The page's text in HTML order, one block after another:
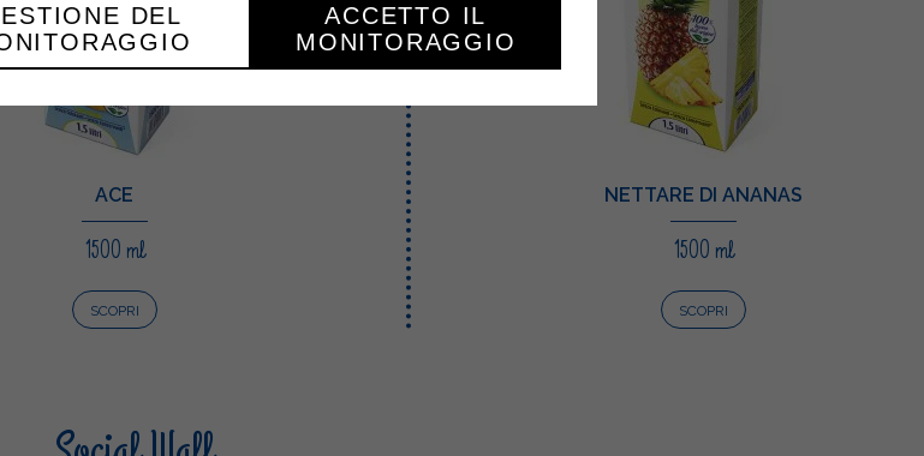
ACE
1500 ml
SCOPRI
NETTARE DI ANANAS
1500 ml
SCOPRI
DEL
ACCETTO IL
MONITORAGGIO